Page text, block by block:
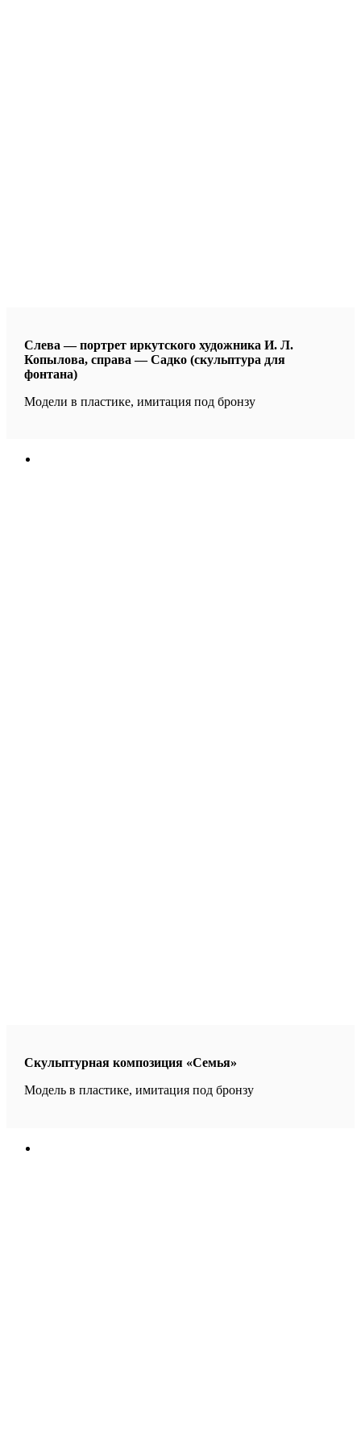
Слева — портрет иркутского художника И. Л.
Копылова, справа — Садко (скульптура для
фонтана)
Модели в пластике, имитация под бронзу
Скульптурная композиция «Семья»
Модель в пластике, имитация под бронзу